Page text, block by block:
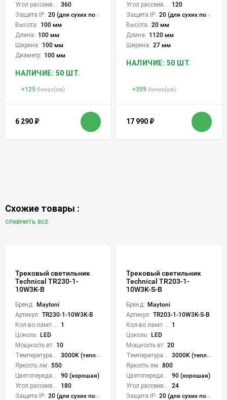
360
Защита IP: 20 (для сухих пом.)
Высота: 100 мм
Длина: 100 мм
Ширина: 100 мм
Диаметр: 100 мм
НАЛИЧИЕ: 50 ШТ.
+125 бонус(ов)
6 290 ₽
120
Защита IP: 20 (для сухих пом.)
Высота: 20 мм
Длина: 1120 мм
Ширина: 27 мм
НАЛИЧИЕ: 50 ШТ.
+359 бонус(ов)
17 990 ₽
Схожие товары :
СРАВНИТЬ ВСЕ
Трековый светильник
Technical TR230-1-
10W3K-B
Бренд: Maytoni
Артикул: TR230-1-10W3K-B
1
Цоколь: LED
Мощность вт: 10
3000K (теплый)
Яркость лм: 550
90 (хорошая)
180
Защита IP: 20 (для сухих пом.)
Трековый светильник
Technical TR203-1-
10W3K-S-B
Бренд: Maytoni
Артикул: TR203-1-10W3K-S-B
1
Цоколь: LED
Мощность вт: 20
3000K (теплый)
Яркость лм: 800
90 (хорошая)
24
Защита IP: 20 (для сухих пом.)